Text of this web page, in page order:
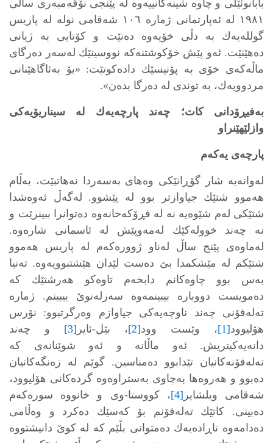
بابانوئێلی و چاوه‌ شینه‌كانییه‌وه‌ له‌ پێنجی نۆڤه‌مبه‌ری ساڵی
١٩٨١ له‌ ئه‌پارتمانی ژماره‌ ١٠٦ شه‌قامی نوله‌ له‌ پاریس
گولله‌یه‌ك به‌ دڵی خۆیه‌وه‌ ده‌نێت و كۆتایی به‌ ژیانی
ده‌هێنێت. ئه‌و پێش خۆكوشتنه‌كه‌ نووسینێك له‌سه‌ر ده‌رگای
ماڵه‌كه‌ی خۆی به‌ پۆنیسێك داده‌كوتێت: «بۆ به‌ئاگاهێنانی
مردوویه‌ك، به‌ توندی له‌ ده‌رگا بده‌ن».
به‌فیڕۆدانی كات؛
چه‌ند پارچه‌یه‌ك له‌ سیناریۆیه‌كی
وازلێهێنراو
پارچه‌ی یه‌كه‌م
له‌وانه‌یه‌ شار گۆڕانێكی وه‌های به‌سه‌ردا نه‌هاتبێت، به‌ڵام
هه‌موو شتێك جیاوازتر بوو له‌ پێشوو. له‌گه‌ڵ ئه‌وه‌شدا
شتێكی له‌م شێوه‌یه‌ نه‌ له‌ فڕۆكه‌خانه‌وه‌ ده‌توانرا ببینرێت و
نه ‌چه‌ند خووله‌كێك له‌مه‌وپێش له‌ ئاسمانی شاره‌وه‌.
له‌ماوه‌ی پێنج ساڵ له‌ناو ژووره‌كه‌م له‌ پاریس هه‌موو
شتێكم له‌ مێشكمدا بێ ده‌ست لێدان هێشتبوویه‌وه‌. ته‌نیا
به‌س بوو چاوه‌كانم دابخه‌م تاوه‌كو هه‌رشتێك كه‌
ده‌مویست دووباره‌ بیبینمه‌وه‌ سه‌رله‌نوێ بیبینم‌. ژماره‌
ته‌له‌فۆنی چه‌ند ناوچه‌یه‌كی جیاوازم وه‌رگرتبوو: نۆرس
هۆلیوود[1] ، وێست وود[2] ، بێل-ئایر [3]
و چه‌ند
دانه‌یه‌كیتریش. ئه‌و ماڵانه‌ و ئه‌و شوێنانه‌ی كه‌
ته‌له‌فۆنه‌كانیان تێدابوو ده‌مناسین. گوێم له‌ زه‌نگه‌كانیان
ده‌بوو و هه‌روه‌ها به‌چاوی به‌ستراوه‌وه‌ گرده‌كانی هۆلیوود،
شه‌قامی ویلشایر [4]
، كووستا-وی و خانووه‌ سوره‌كه‌م
ده‌بینی. كاتێك ته‌له‌فۆنم بۆ كه‌سێك ده‌كرد و وه‌ڵامی
ده‌دامه‌وه‌ تاڕاده‌یه‌ك ده‌متوانی بڵێم كه‌ له‌ كوێ‌ دانیشتووه‌